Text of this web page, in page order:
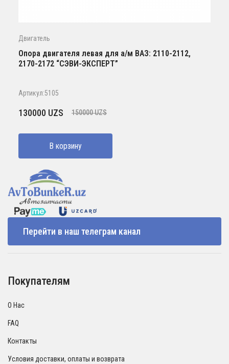
Двигатель
Опора двигателя левая для а/м ВАЗ: 2110-2112,
2170-2172 “СЭВИ-ЭКСПЕРТ”
Артикул:5105
150000UZS
Первоначальная
составляла
150000 UZS.
130000 UZS
Текущая
130000 UZS.
В корзину
Перейти в наш телеграм канал
Покупателям
О Нас
FAQ
Контакты
Условия доставки, оплаты и возврата